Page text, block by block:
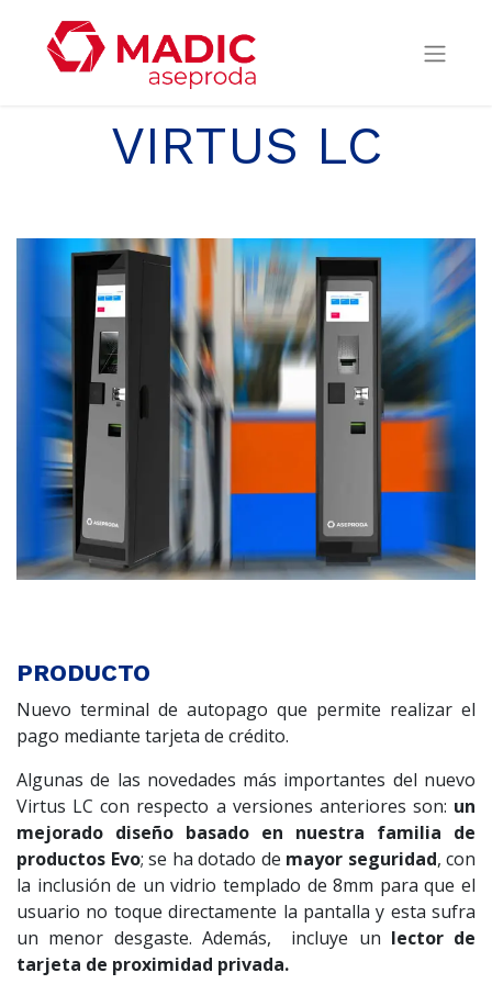
VIRTUS LC
PRODUCTO
Nuevo terminal de autopago que permite realizar el
pago mediante tarjeta de crédito.
Algunas de las novedades más importantes del nuevo
Virtus LC con respecto a versiones anteriores son: un
mejorado diseño basado en nuestra familia de
productos Evo; se ha dotado de mayor seguridad, con
la inclusión de un vidrio templado de 8mm para que el
usuario no toque directamente la pantalla y esta sufra
un menor desgaste. Además, incluye un lector de
tarjeta de proximidad privada.